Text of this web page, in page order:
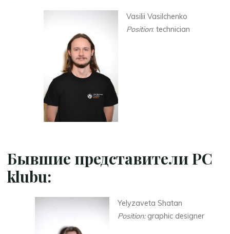
Vasilii Vasilchenko
Position: technician
Бывшие представители PC
klubu:
Yelyzaveta Shatan
Position: graphic designer